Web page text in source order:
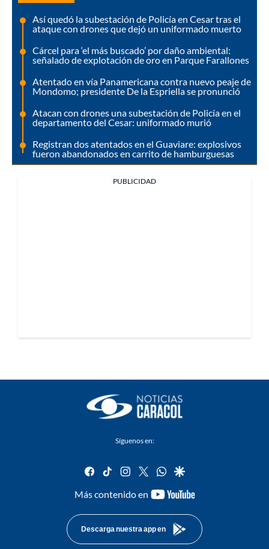
Así quedó la subestación de Policía en Cesar tras el
ataque con drones que dejó un uniformado muerto
Cárcel para ‘el más buscado’ por daño ambiental:
señalado de explotación de oro en Parque Farallones
Atentado en vía Panamericana contra nuevo peaje de
Mondomo; presidente De la Espriella se pronunció
Atacan con drones una subestación de Policía en el
departamento del Cesar: uniformado murió
Registran dos atentados en el Guaviare: explosivos
fueron abandonados en carrito de hamburguesas
PUBLICIDAD
Síguenos en:
facebook
tiktok instagram
twitterwhatsapp
google
Más contenido en
youtube-
Descarga nuestra app en